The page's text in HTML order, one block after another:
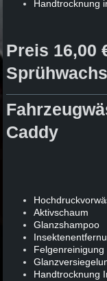
Handtrocknung
Preis 16,00
Caddy
Aktivschaum
Glanzshampoo
Felgenreinigung
Handtrocknung